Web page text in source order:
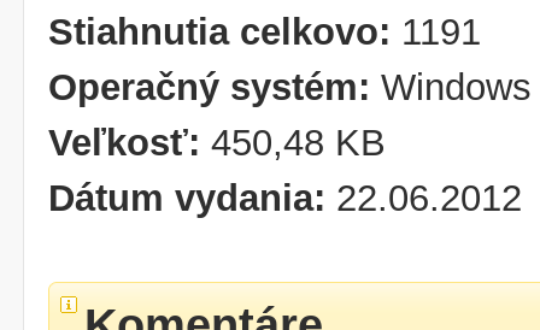
Stiahnutia celkovo: 1191
Operačný systém:
Veľkosť: 450,48 KB
Dátum vydania: 22.06.2012